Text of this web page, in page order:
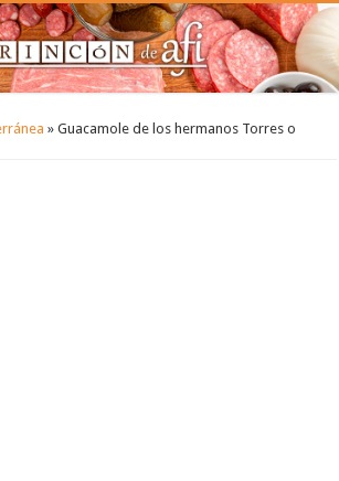
» Guacamole de los hermanos Torres o